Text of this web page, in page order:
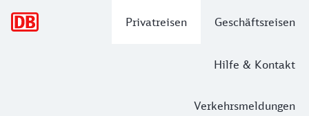
Privatreisen Geschäftsreisen
Hilfe & Kontakt
Verkehrsmeldungen